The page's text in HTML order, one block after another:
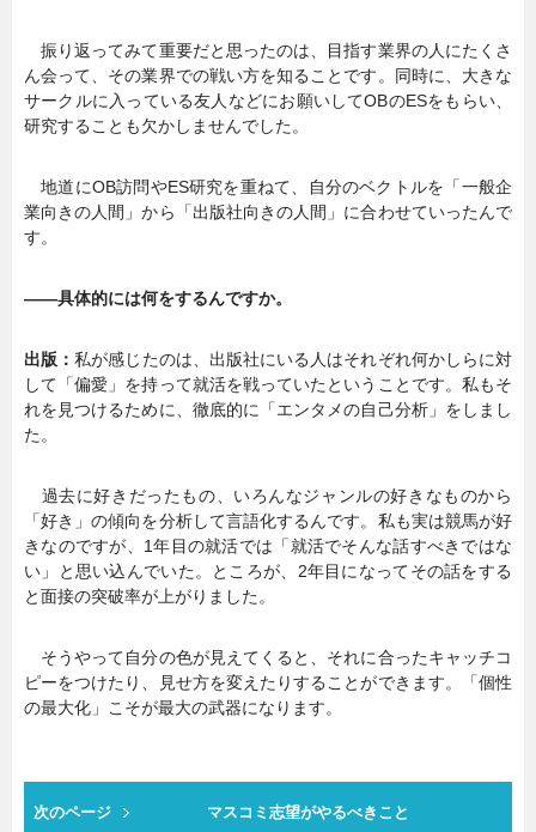
振り返ってみて重要だと思ったのは、目指す業界の人にたくさ
ん会って、その業界での戦い方を知ることです。同時に、大きな
サークルに入っている友人などにお願いしてOBのESをもらい、
研究することも欠かしませんでした。
地道にOB訪問やES研究を重ねて、自分のベクトルを「一般企
業向きの人間」から「出版社向きの人間」に合わせていったんで
す。
――具体的には何をするんですか。
出版：私が感じたのは、出版社にいる人はそれぞれ何かしらに対
して「偏愛」を持って就活を戦っていたということです。私もそ
れを見つけるために、徹底的に「エンタメの自己分析」をしまし
た。
過去に好きだったもの、いろんなジャンルの好きなものから
「好き」の傾向を分析して言語化するんです。私も実は競馬が好
きなのですが、1年目の就活では「就活でそんな話すべきではな
い」と思い込んでいた。ところが、2年目になってその話をする
と面接の突破率が上がりました。
そうやって自分の色が見えてくると、それに合ったキャッチコ
ピーをつけたり、見せ方を変えたりすることができます。「個性
の最大化」こそが最大の武器になります。
次のページ マスコミ志望がやるべきこと